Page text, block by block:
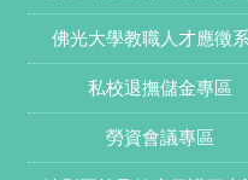
佛光大學教職人才應徵
私校退撫儲金專區
勞資會議專區